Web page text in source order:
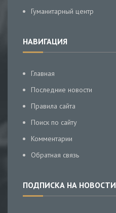
Гуманитарный центр
НАВИГАЦИЯ
Главная
Последние новости
Правила сайта
Поиск по сайту
Комментарии
Обратная связь
ПОДПИСКА НА НОВОСТИ